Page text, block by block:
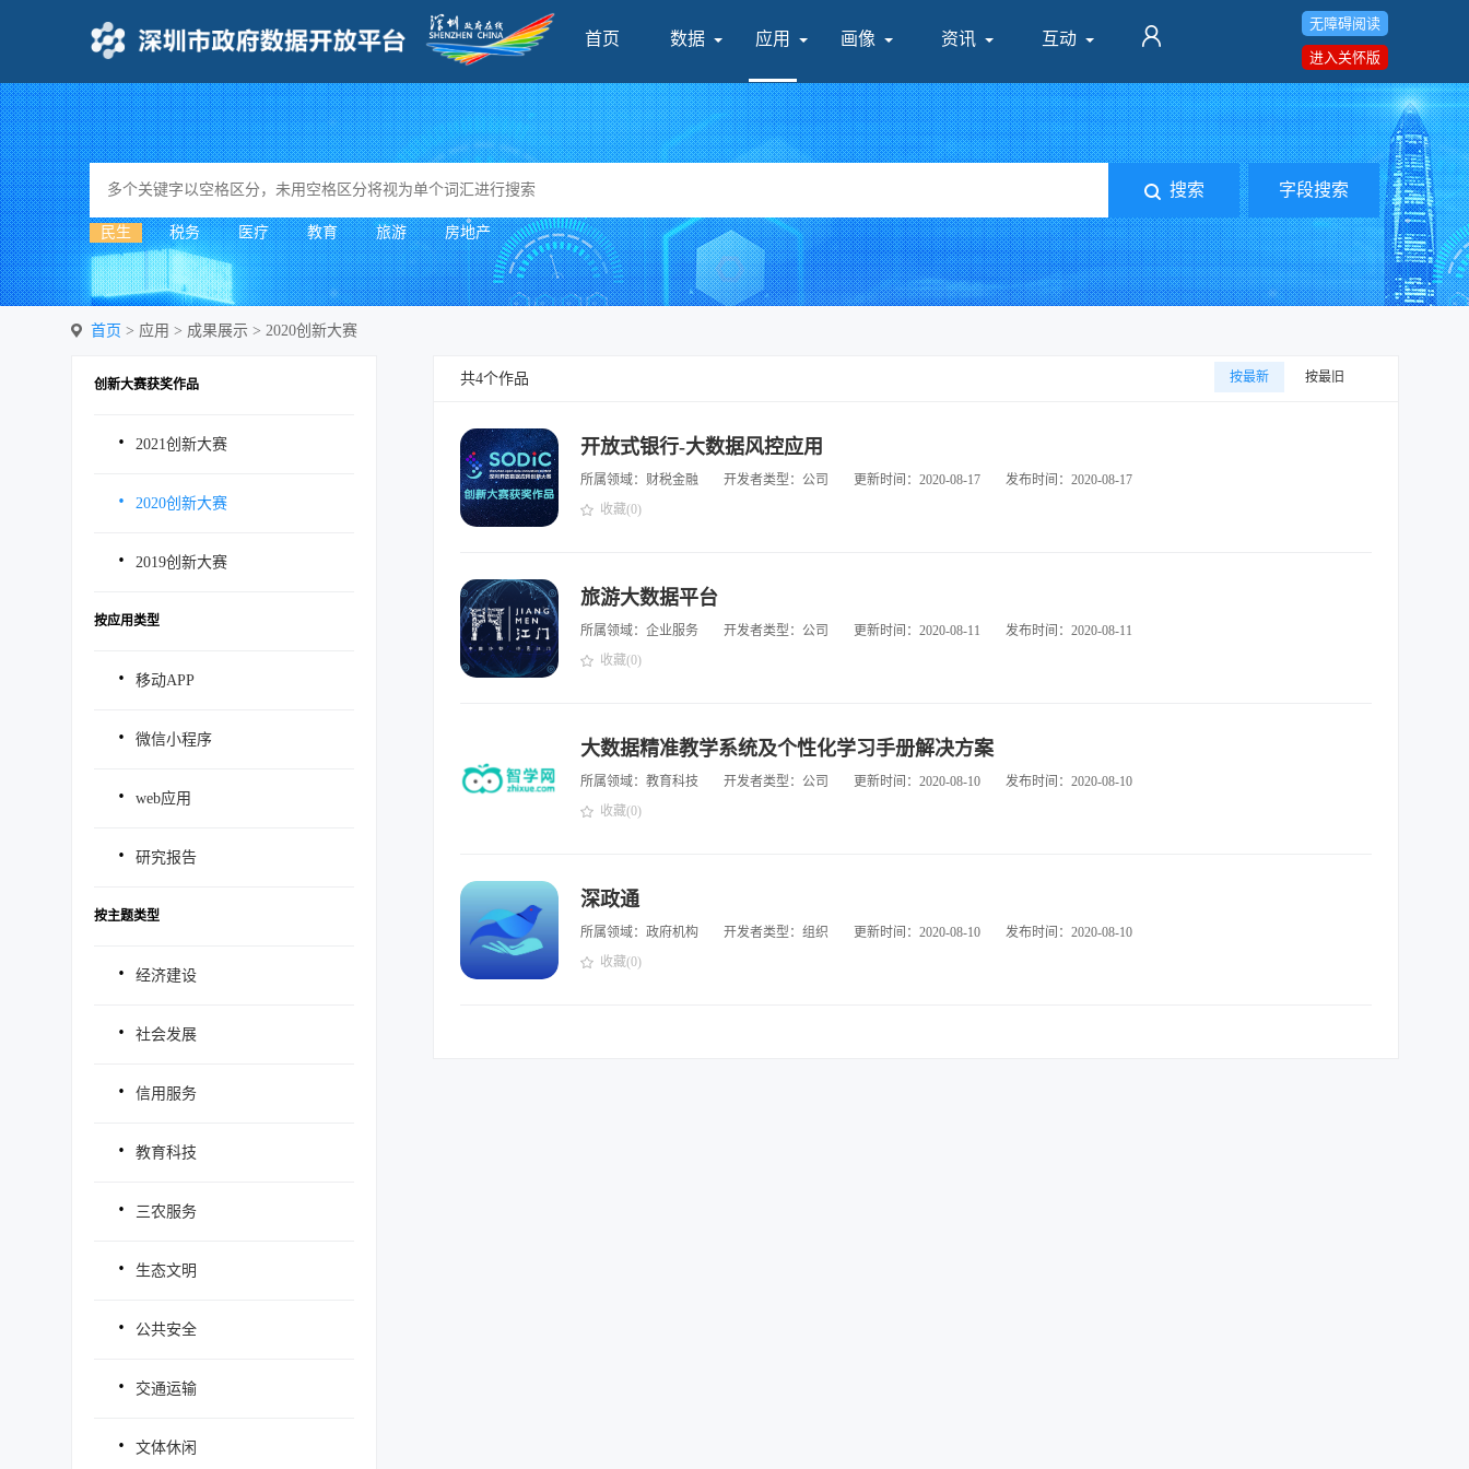
首页 数据 应用 画像 资讯 互动
无障碍阅读
进入关怀版
搜索 字段搜索
民生 税务 医疗 教育 旅游 房地产
首页 > 应用 > 成果展示 > 2020创新大赛
创新大赛获奖作品
· 2021创新大赛
· 2020创新大赛
· 2019创新大赛
按应用类型
· 移动APP
· 微信小程序
· web应用
· 研究报告
按主题类型
· 经济建设
· 社会发展
· 信用服务
· 教育科技
· 三农服务
· 生态文明
· 公共安全
· 交通运输
· 文体休闲
共4个作品 按最新 按最旧
开放式银行-大数据风控应用
所属领域：财税金融 开发者类型：公司 更新时间：2020-08-17
发布时间：2020-08-17
收藏(0)
旅游大数据平台
所属领域：企业服务 开发者类型：公司 更新时间：2020-08-11
发布时间：2020-08-11
收藏(0)
大数据精准教学系统及个性化学习手册解决方案
所属领域：教育科技 开发者类型：公司 更新时间：2020-08-10
发布时间：2020-08-10
收藏(0)
深政通
所属领域：政府机构 开发者类型：组织 更新时间：2020-08-10
发布时间：2020-08-10
收藏(0)